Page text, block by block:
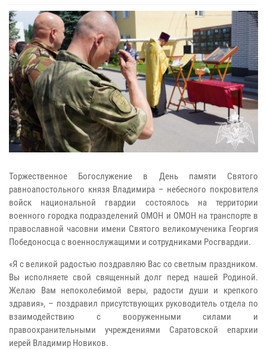
Торжественное Богослужение в День памяти Святого
равноапостольного князя Владимира – небесного покровителя
войск национальной гвардии состоялось на территории
военного городка подразделений ОМОН и ОМОН на транспорте в
православной часовни имени Святого великомученика Георгия
Победоносца с военнослужащими и сотрудниками Росгвардии.
«Я с великой радостью поздравляю Вас со светлым праздником.
Вы исполняете свой священный долг перед нашей Родиной.
Желаю Вам непоколебимой веры, радости души и крепкого
здравия», – поздравил присутствующих руководитель отдела по
взаимодействию с вооруженными силами и
правоохранительными учреждениями Саратовской епархии
иерей Владимир Новиков.